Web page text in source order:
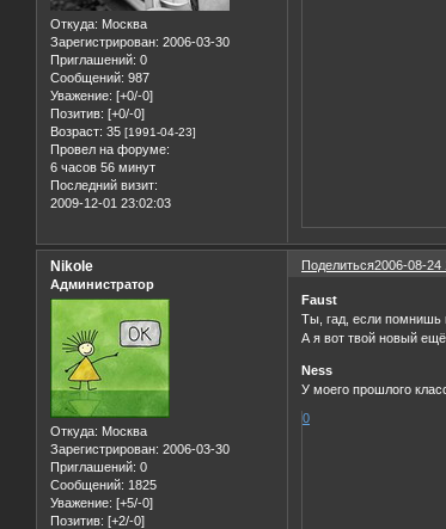
Откуда: Москва
Зарегистрирован: 2006-03-30
Приглашений: 0
Сообщений: 987
Уважение: [+0/-0]
Позитив: [+0/-0]
Возраст: 35 [1991-04-23]
Провел на форуме:
6 часов 56 минут
Последний визит:
2009-12-01 23:02:03
Поделиться2006-08-24
Nikole
Администратор
Откуда: Москва
Зарегистрирован: 2006-03-30
Приглашений: 0
Сообщений: 1825
Уважение: [+5/-0]
Позитив: [+2/-0]
Faust
Ты, гад, если помнишь
А я вот твой новый ещё
Ness
У моего прошлого
0